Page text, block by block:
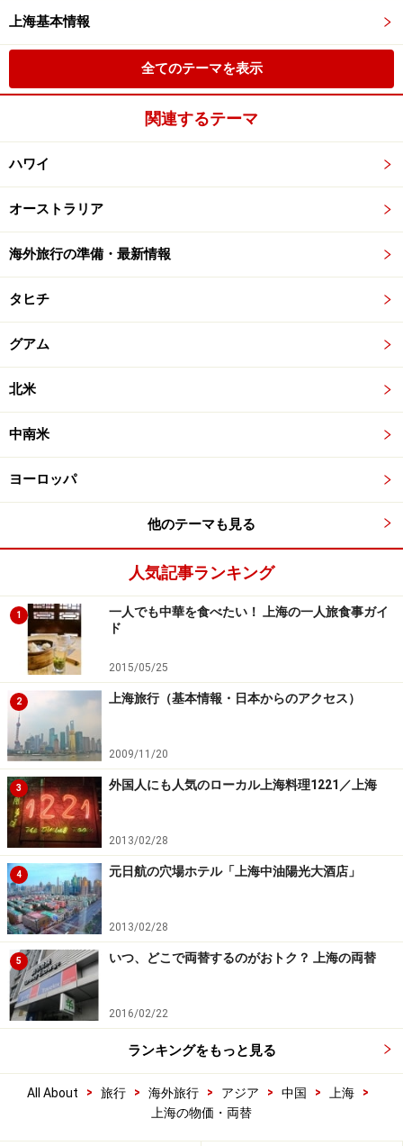
上海基本情報
全てのテーマを表示
関連するテーマ
ハワイ
オーストラリア
海外旅行の準備・最新情報
タヒチ
グアム
北米
中南米
ヨーロッパ
他のテーマも見る
人気記事ランキング
1
一人でも中華を食べたい！ 上海の一人旅食事ガイ
ド
2015/05/25
2 上海旅行（基本情報・日本からのアクセス）
2009/11/20
3 外国人にも人気のローカル上海料理1221／上海
2013/02/28
4 元日航の穴場ホテル「上海中油陽光大酒店」
2013/02/28
5 いつ、どこで両替するのがおトク？ 上海の両替
2016/02/22
ランキングをもっと見る
All About > 旅行 > 海外旅行 > アジア > 中国 > 上海
>
上海の物価・両替